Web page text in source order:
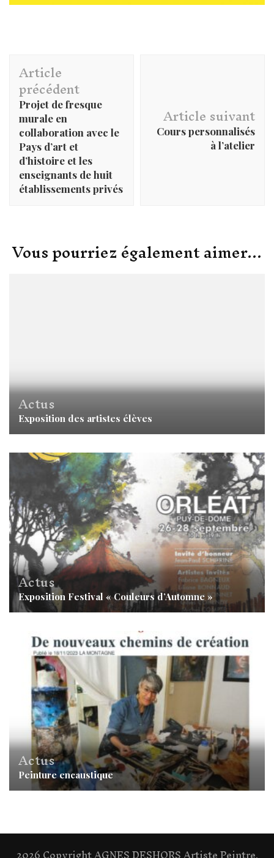
Navigation
d'article
Article
précédent
Projet de fresque
murale en
collaboration avec le
Pays d’art et
d’histoire et les
enseignants de huit
établissements privés
Article suivant
Cours personnalisés
à l’atelier
Vous pourriez également aimer...
Actus
Exposition des artistes élèves
Actus
Exposition Festival « Couleurs d’Automne »
Actus
Peinture encaustique